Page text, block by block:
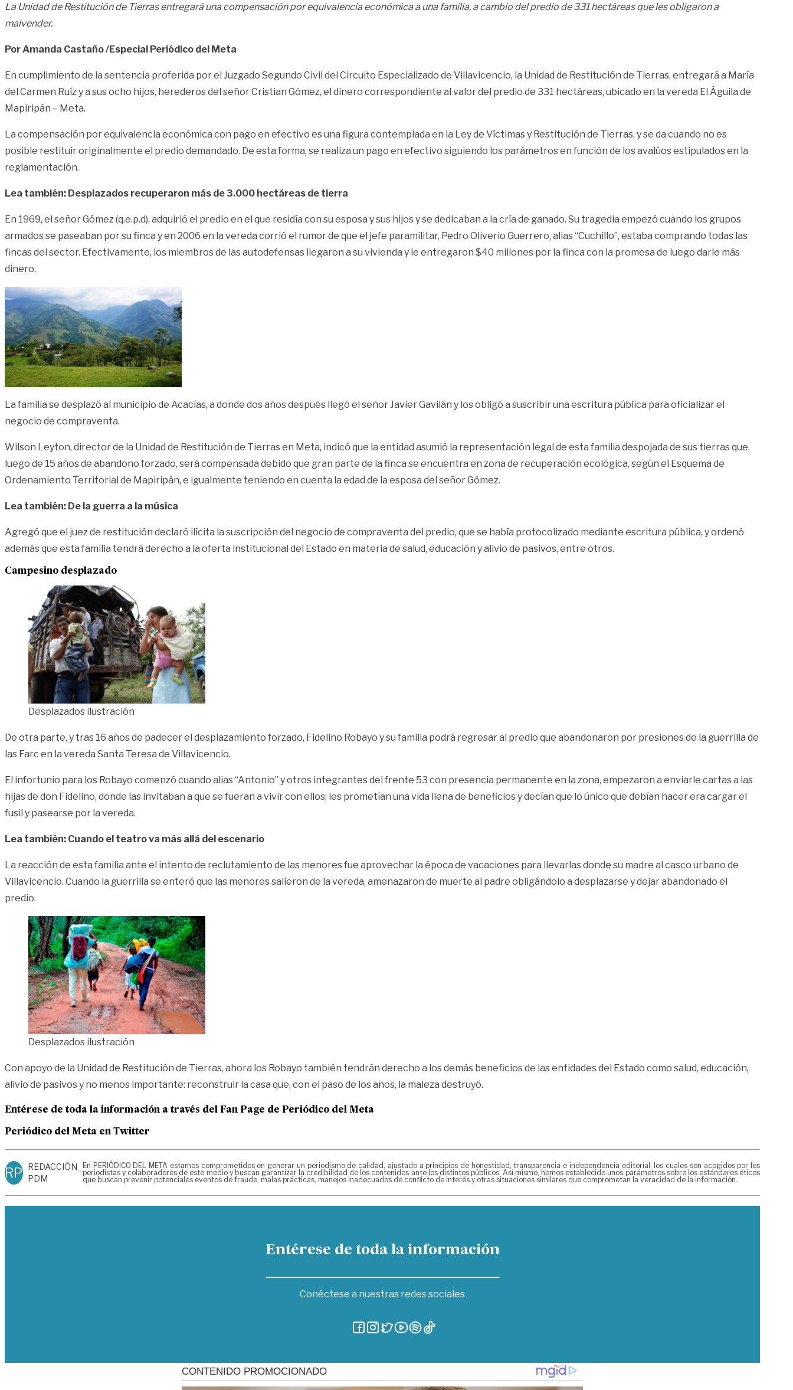
La Unidad de Restitución de Tierras entregará una compensación por equivalencia económica a una familia, a cambio del predio de 331 hectáreas que les obligaron a
malvender.
Por Amanda Castaño /Especial Periódico del Meta
En cumplimiento de la sentencia proferida por el Juzgado Segundo Civil del Circuito Especializado de Villavicencio, la Unidad de Restitución de Tierras, entregará a María
del Carmen Ruíz y a sus ocho hijos, herederos del señor Cristian Gómez, el dinero correspondiente al valor del predio de 331 hectáreas, ubicado en la vereda El Águila de
Mapiripán – Meta.
La compensación por equivalencia económica con pago en efectivo es una figura contemplada en la Ley de Víctimas y Restitución de Tierras, y se da cuando no es
posible restituir originalmente el predio demandado. De esta forma, se realiza un pago en efectivo siguiendo los parámetros en función de los avalúos estipulados en la
reglamentación.
Lea también: Desplazados recuperaron más de 3.000 hectáreas de tierra
En 1969, el señor Gómez (q.e.p.d), adquirió el predio en el que residía con su esposa y sus hijos y se dedicaban a la cría de ganado. Su tragedia empezó cuando los grupos
armados se paseaban por su finca y en 2006 en la vereda corrió el rumor de que el jefe paramilitar, Pedro Oliverio Guerrero, alias “Cuchillo”, estaba comprando todas las
fincas del sector. Efectivamente, los miembros de las autodefensas llegaron a su vivienda y le entregaron $40 millones por la finca con la promesa de luego darle más
dinero.
La familia se desplazó al municipio de Acacías, a donde dos años después llegó el señor Javier Gavilán y los obligó a suscribir una escritura pública para oficializar el
negocio de compraventa.
Wilson Leyton, director de la Unidad de Restitución de Tierras en Meta, indicó que la entidad asumió la representación legal de esta familia despojada de sus tierras que,
luego de 15 años de abandono forzado, será compensada debido que gran parte de la finca se encuentra en zona de recuperación ecológica, según el Esquema de
Ordenamiento Territorial de Mapiripán, e igualmente teniendo en cuenta la edad de la esposa del señor Gómez.
Lea también: De la guerra a la música
Agregó que el juez de restitución declaró ilícita la suscripción del negocio de compraventa del predio, que se había protocolizado mediante escritura pública, y ordenó
además que esta familia tendrá derecho a la oferta institucional del Estado en materia de salud, educación y alivio de pasivos, entre otros.
Campesino desplazado
Desplazados ilustración
De otra parte, y tras 16 años de padecer el desplazamiento forzado, Fidelino Robayo y su familia podrá regresar al predio que abandonaron por presiones de la guerrilla de
las Farc en la vereda Santa Teresa de Villavicencio.
El infortunio para los Robayo comenzó cuando alias “Antonio” y otros integrantes del frente 53 con presencia permanente en la zona, empezaron a enviarle cartas a las
hijas de don Fidelino, donde las invitaban a que se fueran a vivir con ellos; les prometían una vida llena de beneficios y decían que lo único que debían hacer era cargar el
fusil y pasearse por la vereda.
Lea también: Cuando el teatro va más allá del escenario
La reacción de esta familia ante el intento de reclutamiento de las menores fue aprovechar la época de vacaciones para llevarlas donde su madre al casco urbano de
Villavicencio. Cuando la guerrilla se enteró que las menores salieron de la vereda, amenazaron de muerte al padre obligándolo a desplazarse y dejar abandonado el
predio.
Desplazados ilustración
Con apoyo de la Unidad de Restitución de Tierras, ahora los Robayo también tendrán derecho a los demás beneficios de las entidades del Estado como salud, educación,
alivio de pasivos y no menos importante: reconstruir la casa que, con el paso de los años, la maleza destruyó.
Entérese de toda la información a través del Fan Page de Periódico del Meta
Periódico del Meta en Twitter
RP REDACCIÓN
PDM
En PERIÓDICO DEL META estamos comprometidos en generar un periodismo de calidad, ajustado a principios de honestidad, transparencia e independencia editorial, los cuales son acogidos por los
periodistas y colaboradores de este medio y buscan garantizar la credibilidad de los contenidos ante los distintos públicos. Así mismo, hemos establecido unos parámetros sobre los estándares éticos
que buscan prevenir potenciales eventos de fraude, malas prácticas, manejos inadecuados de conflicto de interés y otras situaciones similares que comprometan la veracidad de la información.
Entérese de toda la información
Conéctese a nuestras redes sociales